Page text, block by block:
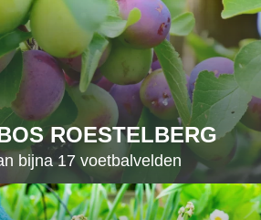
ROESTELBERG
bijna 17 voetbalvelden